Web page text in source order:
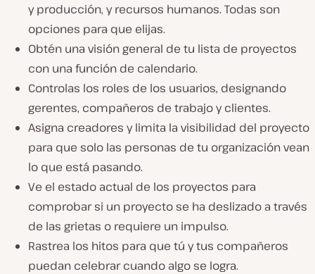
y producción, y recursos humanos. Todas son
opciones para que elijas.
Obtén una visión general de tu lista de proyectos
con una función de calendario.
Controlas los roles de los usuarios, designando
gerentes, compañeros de trabajo y clientes.
Asigna creadores y limita la visibilidad del proyecto
para que solo las personas de tu organización vean
lo que está pasando.
Ve el estado actual de los proyectos para
comprobar si un proyecto se ha deslizado a través
de las grietas o requiere un impulso.
Rastrea los hitos para que tú y tus compañeros
puedan celebrar cuando algo se logra.